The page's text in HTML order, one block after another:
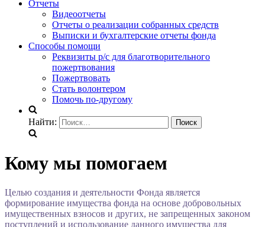
Отчеты
Видеоотчеты
Отчеты о реализации собранных средств
Выписки и бухгалтерские отчеты фонда
Способы помощи
Реквизиты р/с для благотворительного
пожертвования
Пожертвовать
Стать волонтером
Помочь по-другому
Найти:
Кому мы помогаем
Целью создания и деятельности Фонда является
формирование имущества фонда на основе добровольных
имущественных взносов и других, не запрещенных законом
поступлений и использование данного имущества для